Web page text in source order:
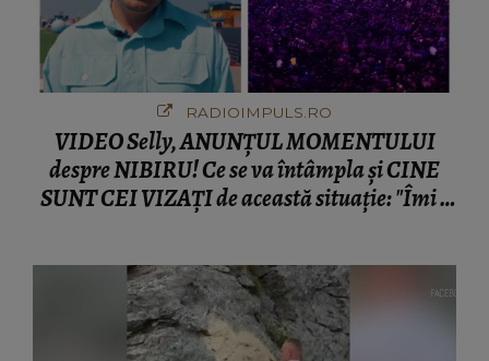
RADIOIMPULS.RO
VIDEO Selly, ANUNȚUL MOMENTULUI
despre NIBIRU! Ce se va întâmpla și CINE
SUNT CEI VIZAȚI de această situație: "Îmi e